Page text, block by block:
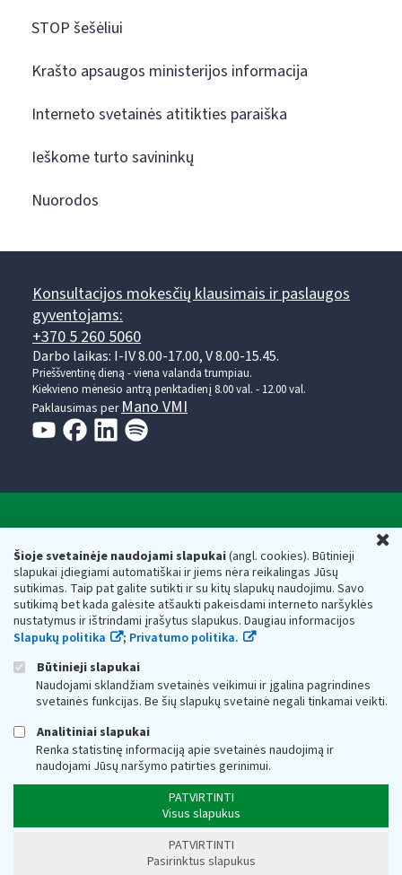
Šioje svetainėje naudojami slapukai(angl. cookies). Būtinieji
slapukai įdiegiami automatiškai ir jiems nėra reikalingas Jūsų
sutikimas. Taip pat galite sutikti ir su kitų slapukų naudojimu. Savo
sutikimą bet kada galėsite atšaukti pakeisdami interneto naršyklės
nustatymus ir ištrindami įrašytus slapukus. Daugiau informacijos
Slapukų politika
; Privatumo politika.
Būtinieji slapukai
Naudojami sklandžiam svetainės veikimui ir įgalina pagrindines
svetainės funkcijas. Be šių slapukų svetainė negali tinkamai veikti.
Analitiniai slapukai
Renka statistinę informaciją apie svetainės naudojimą ir
naudojami Jūsų naršymo patirties gerinimui.
PATVIRTINTI
Visus slapukus
PATVIRTINTI
Pasirinktus slapukus
STOP šešėliui
Krašto apsaugos ministerijos informacija
Interneto svetainės atitikties paraiška
Ieškome turto savininkų
Nuorodos
Konsultacijos mokesčių klausimais ir paslaugos
gyventojams:
+370 5 260 5060
Darbo laikas: I-IV 8.00-17.00, V 8.00-15.45.
Prieššventinę dieną - viena valanda trumpiau.
Kiekvieno mėnesio antrą penktadienį 8.00 val. - 12.00 val.
Paklausimas per Mano VMI
Respublikos finansų ministerijos
Biudžetinė įstaiga. Juridinio asmens kodas — 188659752,
adresas: Vasario 16-osios g. 14, 01107 Vilnius, Lietuva, el.paštas:
vmi@vmi.lt, E. pristatymo dėžutės adresas 188659752
Duomenys apie Valstybinę mokesčių inspekciją prie Lietuvos
Respublikos finansų ministerijos kaupiami ir saugomi Juridinių